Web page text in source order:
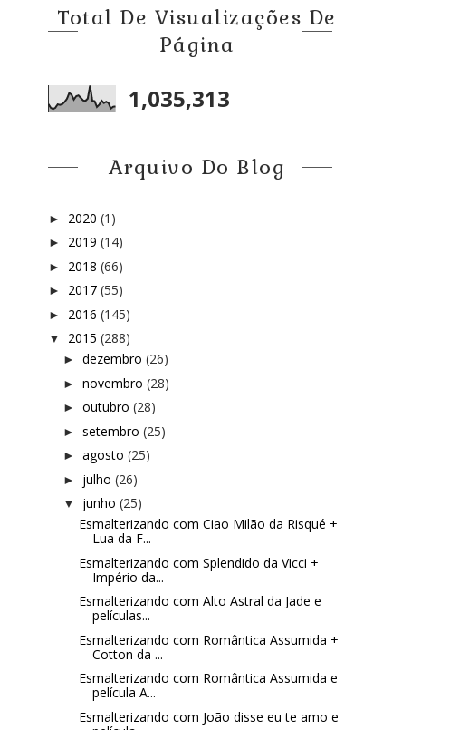
Total De Visualizações De
Página
1,035,313
Arquivo Do Blog
► 2020 (1)
► 2019 (14)
► 2018 (66)
► 2017 (55)
► 2016 (145)
▼ 2015 (288)
►dezembro(26)
►novembro(28)
►outubro(28)
►setembro(25)
►agosto(25)
► julho(26)
▼ junho(25)
Esmalterizando com Ciao Milão da Risqué +
Lua da F...
Esmalterizando com Splendido da Vicci +
Império da...
Esmalterizando com Alto Astral da Jade e
películas...
Esmalterizando com Romântica Assumida +
Cotton da ...
Esmalterizando com Romântica Assumida e
película A...
Esmalterizando com João disse eu te amo e